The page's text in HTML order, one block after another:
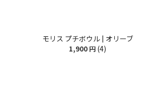
モリス プチボウル | オリーブ
1,900 円 (4)